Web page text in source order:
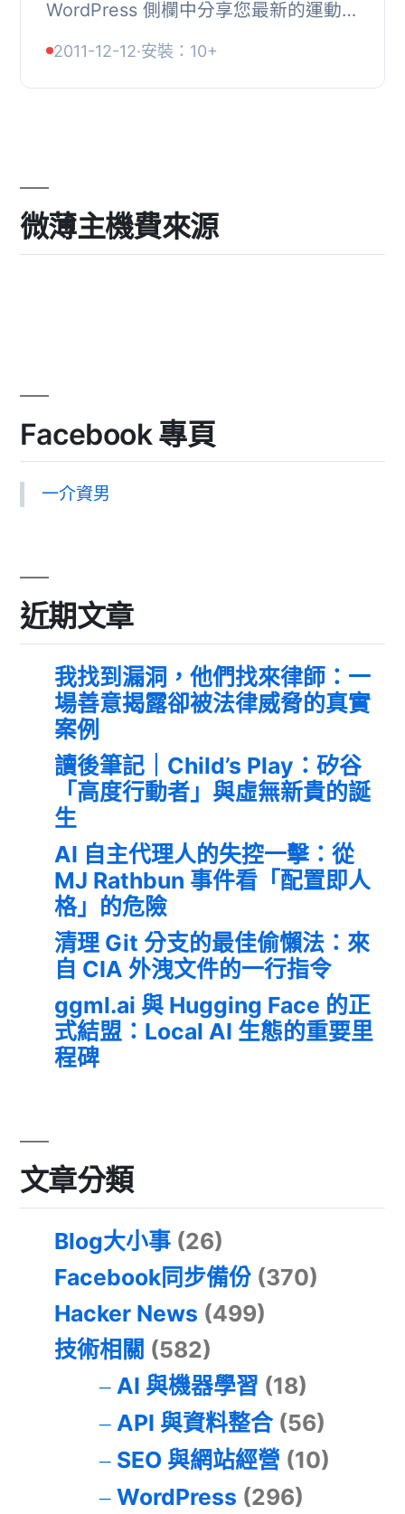
WordPress 側欄中分享您最新的運動狀
取，讓 widget 不會影響網站速度。,
共有七個 widg...
2011-12-12·安裝：10+
微薄主機費來源
Facebook 專頁
一介資男
近期文章
我找到漏洞，他們找來律師：一
場善意揭露卻被法律威脅的真實
案例
讀後筆記｜Child’s Play：矽谷
「高度行動者」與虛無新貴的誕
生
AI 自主代理人的失控一擊：從
MJ Rathbun 事件看「配置即人
格」的危險
清理 Git 分支的最佳偷懶法：來
自 CIA 外洩文件的一行指令
ggml.ai 與 Hugging Face 的正
式結盟：Local AI 生態的重要里
程碑
文章分類
Blog大小事 (26)
Facebook同步備份 (370)
Hacker News (499)
技術相關 (582)
AI 與機器學習 (18)
API 與資料整合(56)
SEO 與網站經營 (10)
WordPress (296)